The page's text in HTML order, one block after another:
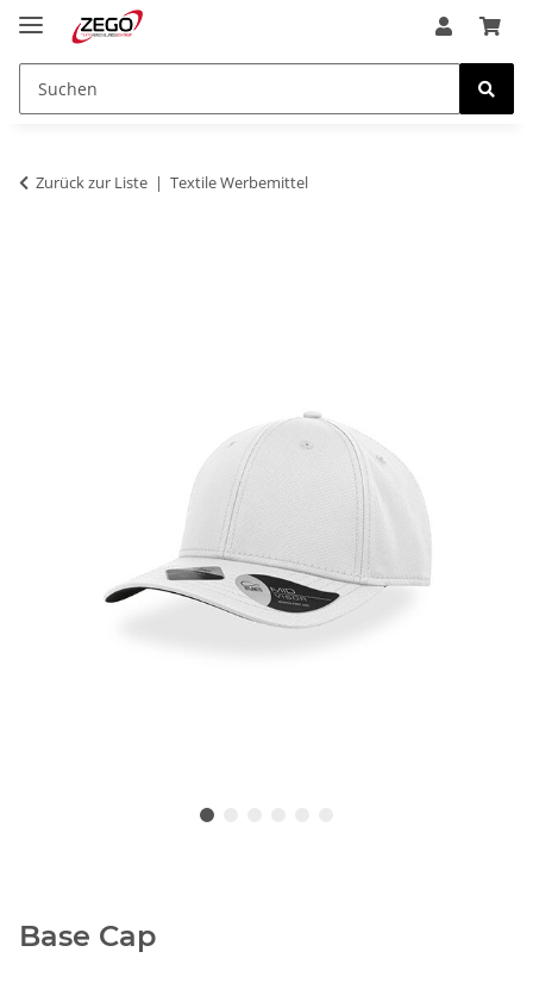
Zurück zur Liste Textile Werbemittel
Base Cap